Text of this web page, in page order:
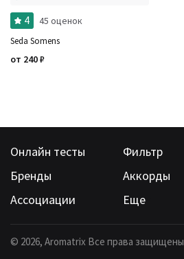
4 45 оценок
Seda Somens
от 240₽
Онлайн тесты Фильтр
Бренды
Аккорды
Ассоциации
Еще
© 2026, Aromatrix Все права защищены